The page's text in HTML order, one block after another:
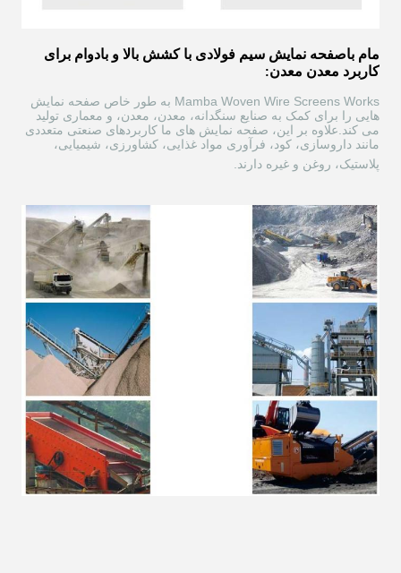
مام باصفحه نمایش سیم فولادی با کشش بالا و بادوام برای
کاربرد معدن معدن:
Mamba Woven Wire Screens Works به طور خاص صفحه نمایش
هایی را برای کمک به صنایع سنگدانه، معدن، معدن، و معماری تولید
می کند.علاوه بر این، صفحه نمایش های ما کاربردهای صنعتی متعددی
مانند داروسازی، کود، فرآوری مواد غذایی، کشاورزی، شیمیایی،
پلاستیک، روغن و غیره دارند.